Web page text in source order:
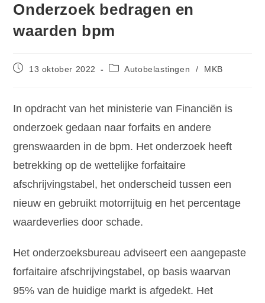
Onderzoek bedragen en
waarden bpm
13 oktober 2022 Autobelastingen / MKB
In opdracht van het ministerie van Financiën is
onderzoek gedaan naar forfaits en andere
grenswaarden in de bpm. Het onderzoek heeft
betrekking op de wettelijke forfaitaire
afschrijvingstabel, het onderscheid tussen een
nieuw en gebruikt motorrijtuig en het percentage
waardeverlies door schade.
Het onderzoeksbureau adviseert een aangepaste
forfaitaire afschrijvingstabel, op basis waarvan
95% van de huidige markt is afgedekt. Het